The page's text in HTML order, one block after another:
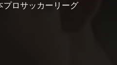
プロサッカーリーグ